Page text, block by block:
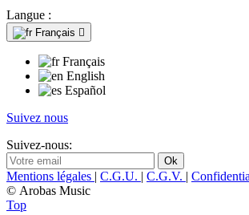
Langue :
Français 
Français
English
Español
Suivez nous
Suivez-nous:
Mentions légales | C.G.U. | C.G.V. |
© Arobas Music
Top